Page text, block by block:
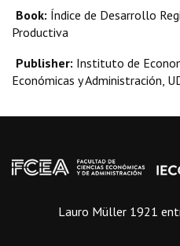
Book: Índice de Desarrollo
Productiva
Publisher: Instituto de
Económicas y Administración,
Lauro Müller 1921